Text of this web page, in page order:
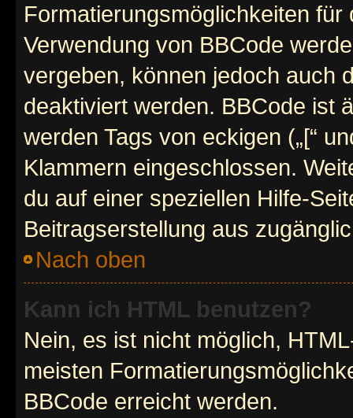
Formatierungsmöglichkeiten
Verwendung von BBCode
vergeben, können jedoch auch
deaktiviert werden. BBCode ist
werden Tags von eckigen („[“
Klammern eingeschlossen.
du auf einer speziellen Hilfe-
Beitragserstellung aus
Nach oben
Kann ich HTML benutzen?
Nein, es ist nicht möglich,
meisten
BBCode erreicht werden.